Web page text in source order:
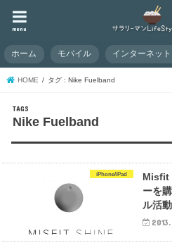
menu
ホーム モバイル インターネッ
HOME タグ : Nike Fuelband
Nike Fuelband
iPhone/iPad
Misfit
ーを
ル活